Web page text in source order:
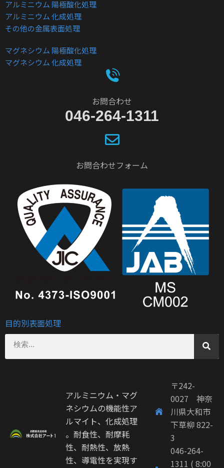
アルミニウム 陽極酸化処理
アルミニウム 化成処理
その他の金属表面処理
マグネシウム 陽極酸化処理
マグネシウム 化成処理
お問合わせ
046-264-1311
お問合わせフォーム
目的別表面処理
アルミニウム・マグ
ネシウムの機能性ア
ルマイト、化成処理
。耐食性、耐摩耗
性、耐熱性、放熱
性、導電性を実現す
〒242-
0027 神奈
川県大和市
下草柳 822-
3
046-264-
1311 ( 8:00